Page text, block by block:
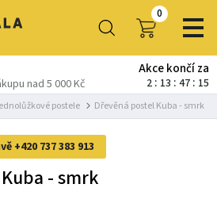
0
nad 5 000 Kč
Akce končí za
2 13 47 15
postele Dřevěná postel Kuba - smrk
+420 737 383 913
- smrk